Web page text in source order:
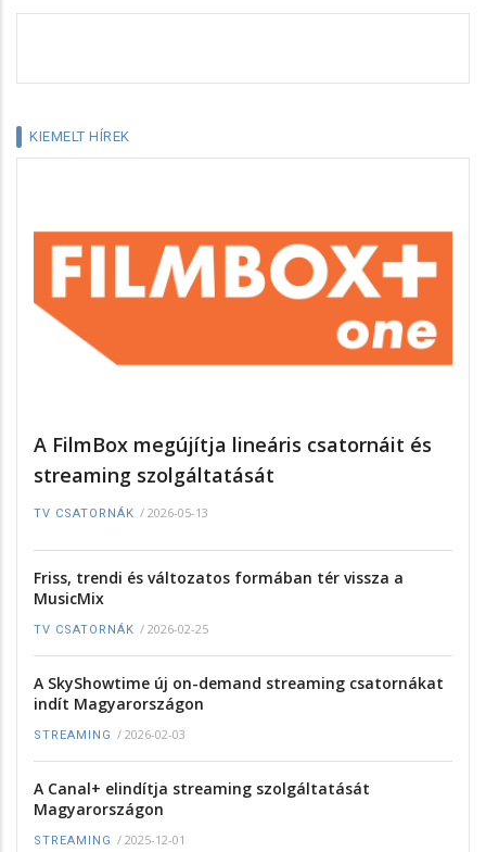
KIEMELT HÍREK
A FilmBox megújítja lineáris csatornáit és
streaming szolgáltatását
TV CSATORNÁK / 2026-05-13
Friss, trendi és változatos formában tér vissza a
MusicMix
TV CSATORNÁK / 2026-02-25
A SkyShowtime új on-demand streaming csatornákat
indít Magyarországon
STREAMING / 2026-02-03
A Canal+ elindítja streaming szolgáltatását
Magyarországon
STREAMING / 2025-12-01